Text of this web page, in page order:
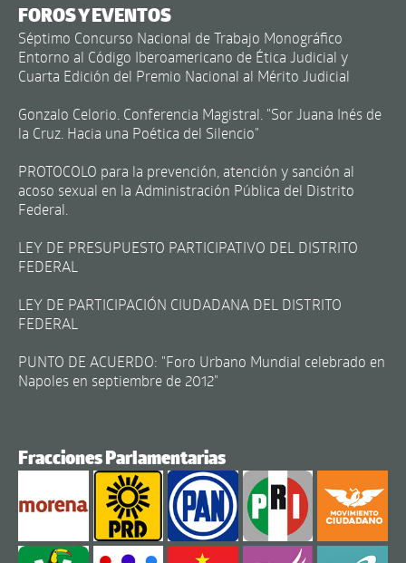
FOROS Y EVENTOS
Séptimo Concurso Nacional de Trabajo Monográfico
Entorno al Código Iberoamericano de Ética Judicial y
Cuarta Edición del Premio Nacional al Mérito Judicial
Gonzalo Celorio. Conferencia Magistral. "Sor Juana Inés de
la Cruz. Hacia una Poética del Silencio"
PROTOCOLO para la prevención, atención y sanción al
acoso sexual en la Administración Pública del Distrito
Federal.
LEY DE PRESUPUESTO PARTICIPATIVO DEL DISTRITO
FEDERAL
LEY DE PARTICIPACIÓN CIUDADANA DEL DISTRITO
FEDERAL
PUNTO DE ACUERDO: "Foro Urbano Mundial celebrado en
Napoles en septiembre de 2012"
Fracciones Parlamentarias